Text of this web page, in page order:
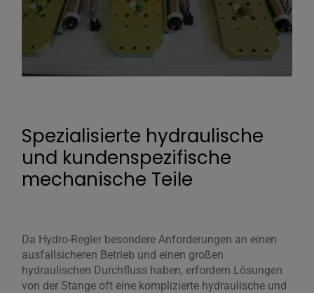
Spezialisierte hydraulische
und kundenspezifische
mechanische Teile
Da Hydro-Regler besondere Anforderungen an einen
ausfallsicheren Betrieb und einen großen
hydraulischen Durchfluss haben, erfordern Lösungen
von der Stange oft eine komplizierte hydraulische und